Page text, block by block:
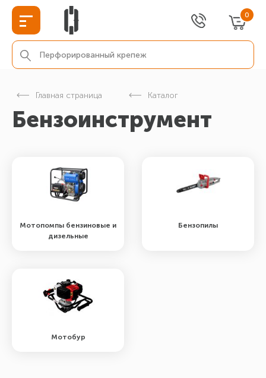
0
Главная страница Каталог
Бензоинструмент
Мотопомпы бензиновые и
дизельные
Бензопилы
Мотобур